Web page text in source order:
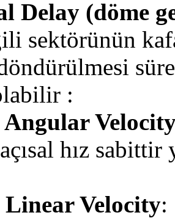
Delay (döme
sektörünün
:
Angular
hız sabittir
Linear Velocity: